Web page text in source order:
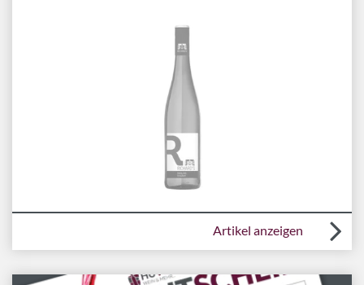
Artikel anzeigen